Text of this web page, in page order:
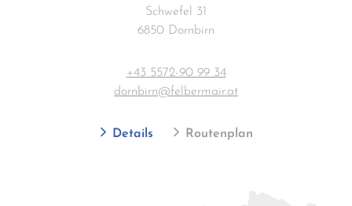
Schwefel 31
6850 Dornbirn
+43 5572-90 99 34
dornbirn@felbermair.at
Details Routenplan